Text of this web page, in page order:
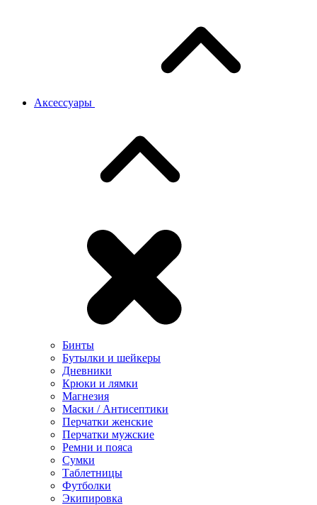
Аксессуары
Бинты
Бутылки и шейкеры
Дневники
Крюки и лямки
Магнезия
Маски / Антисептики
Перчатки женские
Перчатки мужские
Ремни и пояса
Сумки
Таблетницы
Футболки
Экипировка